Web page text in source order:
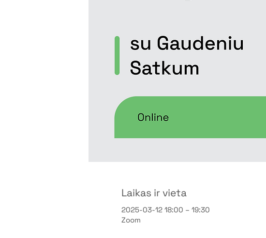
Laikas ir vieta
2025-03-12 18:00 – 19:30
Zoom